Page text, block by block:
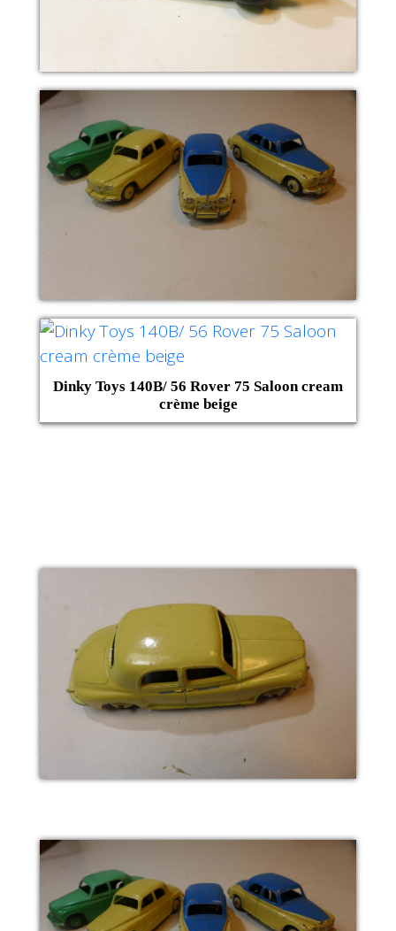
Dinky Toys 140B/ 56 Rover 75 Saloon cream
crème beige